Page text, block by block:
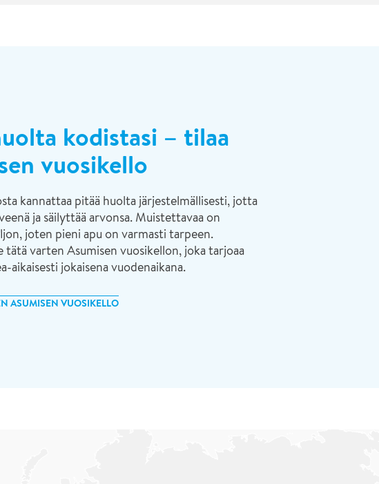
kodistasi – tilaa
vuosikello
kannattaa pitää huolta järjestelmällisesti, jotta
ja säilyttää arvonsa. Muistettavaa on
joten pieni apu on varmasti tarpeen.
tätä varten Asumisen vuosikellon, joka tarjoaa
aikaisesti jokaisena vuodenaikana.
ASUMISEN VUOSIKELLO